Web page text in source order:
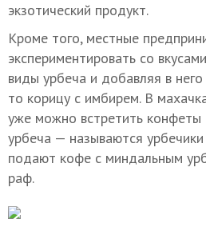
экзотический продукт.
Кроме того, местные
экспериментировать со
виды урбеча и добавляя в
то корицу с имбирем. В
уже можно встретить конфеты
урбеча — называются
подают кофе с миндальным
раф.